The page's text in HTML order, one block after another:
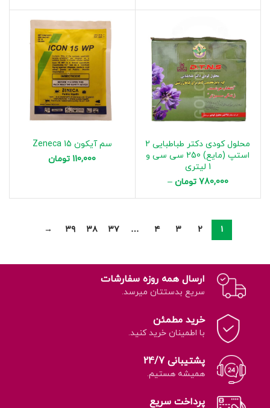
محلول کودی دکتر طباطبایی 2
استپ (مایع) 250 سی سی و
1 لیتری
780,000 تومان –
سم آیکون 15 Zeneca
110,000 تومان
۱ ۲ ۳ ۴ … ۳۷ ۳۸ ۳۹ →
ارسال همه روزه سفارشات
سریع بدستتان میرسد.
خرید مطمئن
با اطمینان خرید کنید.
پشتیبانی 24/7
همیشه هستیم.
پرداخت سریع